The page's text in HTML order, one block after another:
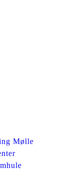
Mølle